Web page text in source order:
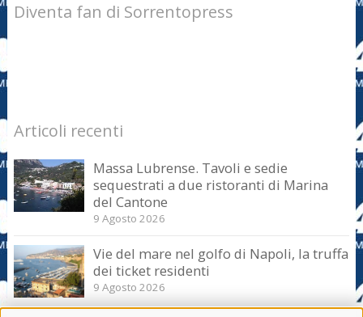
Diventa fan di Sorrentopress
Articoli recenti
Massa Lubrense. Tavoli e sedie
sequestrati a due ristoranti di Marina
del Cantone
9 Agosto 2026
Vie del mare nel golfo di Napoli, la truffa
dei ticket residenti
9 Agosto 2026